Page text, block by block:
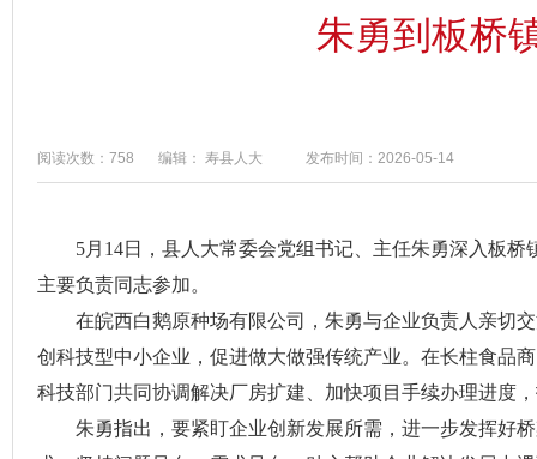
朱勇到板桥
阅读次数：758 编辑： 寿县人大 发布时间：2026-05-14
5月14日，县人大常委会党组书记、主任朱勇深入板
主要负责同志参加。
在皖西白鹅原种场有限公司，朱勇与企业负责人亲切
创科技型中小企业，促进做大做强传统产业。在长柱食品
科技部门共同协调解决厂房扩建、加快项目手续办理进度
朱勇指出，要紧盯企业创新发展所需，进一步发挥好